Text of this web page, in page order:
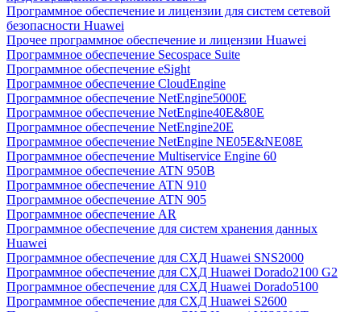
Программное обеспечение и лицензии для систем сетевой
безопасности Huawei
Прочее программное обеспечение и лицензии Huawei
Программное обеспечение Secospace Suite
Программное обеспечение eSight
Программное обеспечение CloudEngine
Программное обеспечение NetEngine5000E
Программное обеспечение NetEngine40E&80E
Программное обеспечение NetEngine20E
Программное обеспечение NetEngine NE05E&NE08E
Программное обеспечение Multiservice Engine 60
Программное обеспечение ATN 950B
Программное обеспечение ATN 910
Программное обеспечение ATN 905
Программное обеспечение AR
Программное обеспечение для систем хранения данных
Huawei
Программное обеспечение для СХД Huawei SNS2000
Программное обеспечение для СХД Huawei Dorado2100 G2
Программное обеспечение для СХД Huawei Dorado5100
Программное обеспечение для СХД Huawei S2600